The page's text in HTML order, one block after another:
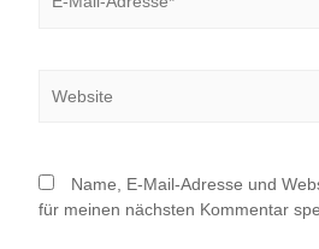
Mail-
Name, E-Mail-Adresse und
für meinen nächsten Kommentar